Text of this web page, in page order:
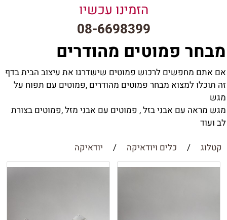
הזמינו עכשיו
08-6698399
מבחר פמוטים מהודרים
אם אתם מחפשים לרכוש פמוטים שישדרגו את עיצוב הבית בדף
זה תוכלו למצוא מבחר פמוטים מהודרים ,פמוטים עם תפוח על
מגש
מגש מראה עם אבני בזל , פמוטים עם אבני מזל ,פמוטים בצורת
לב ועוד
קטלוג
/ כלים ויודאיקה / יודאיקה